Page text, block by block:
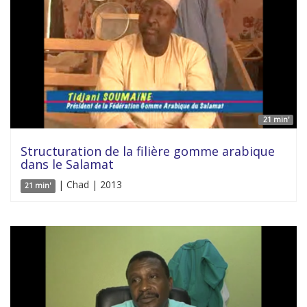
21 min'
Structuration de la filière gomme arabique
dans le Salamat
21 min' | Chad | 2013